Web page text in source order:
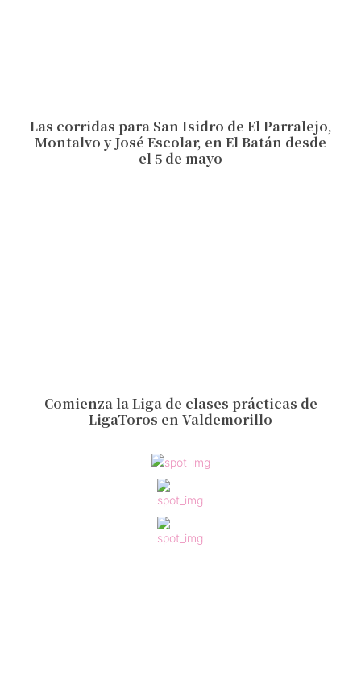
Las corridas para San Isidro de El Parralejo,
Montalvo y José Escolar, en El Batán desde
el 5 de mayo
Comienza la Liga de clases prácticas de
LigaToros en Valdemorillo